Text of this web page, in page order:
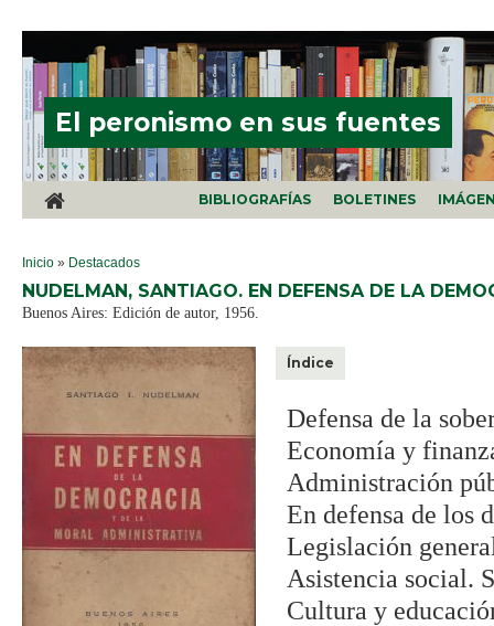
El peronismo en sus fuentes
BIBLIOGRAFÍAS BOLETINES
SE ENCUENTRA USTED AQUÍ
Inicio » Destacados
NUDELMAN, SANTIAGO. EN DEFENSA DE LA
Buenos Aires: Edición de autor, 1956.
Índice
Defensa de la
Economía y
Administración
En defensa de los
Legislación
Asistencia social.
Cultura y